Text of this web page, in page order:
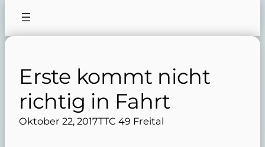
Erste kommt nicht
richtig in Fahrt
Oktober 22, 2017TTC 49 Freital